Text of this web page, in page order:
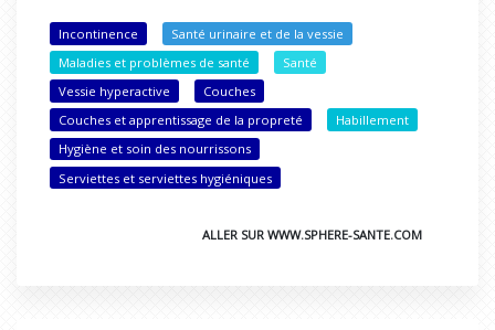
Incontinence
Santé urinaire et de la vessie
Maladies et problèmes de santé
Santé
Vessie hyperactive
Couches
Couches et apprentissage de la propreté
Habillement
Hygiène et soin des nourrissons
Serviettes et serviettes hygiéniques
ALLER SUR WWW.SPHERE-SANTE.COM